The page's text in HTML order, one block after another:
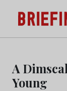
content
Briefing:
Marketing e
A
Young